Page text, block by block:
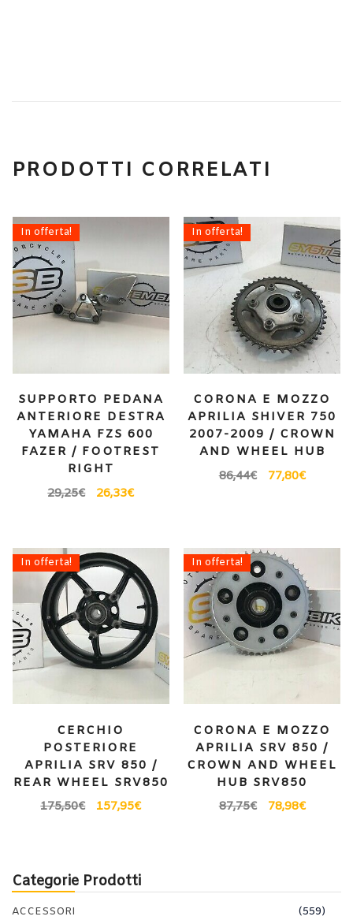
PRODOTTI CORRELATI
In offerta!
SUPPORTO PEDANA
ANTERIORE DESTRA
YAMAHA FZS 600
FAZER / FOOTREST
RIGHT
29,25€ 26,33€
In offerta!
CORONA E MOZZO
APRILIA SHIVER 750
2007-2009 / CROWN
AND WHEEL HUB
86,44€ 77,80€
In offerta!
CERCHIO
POSTERIORE
APRILIA SRV 850 /
REAR WHEEL SRV850
175,50€ 157,95€
In offerta!
CORONA E MOZZO
APRILIA SRV 850 /
CROWN AND WHEEL
HUB SRV850
87,75€ 78,98€
Categorie Prodotti
ACCESSORI
(559)